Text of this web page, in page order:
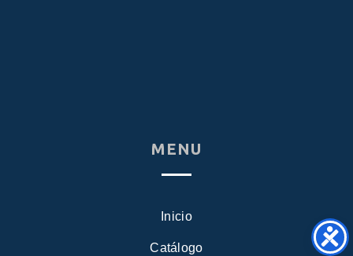
MENU
Inicio
Catálogo